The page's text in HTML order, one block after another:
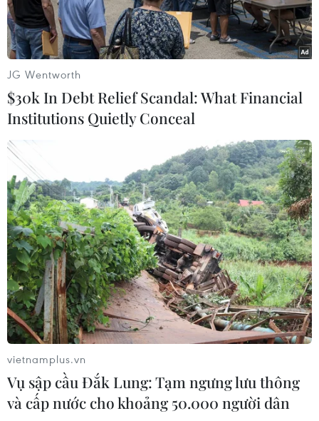
Đại biểu hai nước cắt băng khai trương Gian hàng Càphê Việt
Nam tại WCC. (Ảnh: Ngọc Thúy/TTXVN)
Chiều 25/9 (giờ địa phương), Gian hàng Càphê
Việt Nam đã được khai trương tại Triển lãm và
Hội nghị Càphê Thế giới (WCC) ở thành phố
Bengaluru, bang Karnataka, Tây Nam Ấn Độ.
Tham dự lễ khai trương có ông Nguyễn Nam
Hải - Chủ tịch Hiệp hội Càphê Ca cao Việt Nam
(VICOFA); ông Thái Như Hiệp - Phó Chủ tịch
VICOFA; ông Bùi Trung Thướng - Tham tán
Thương mại Đại sứ quán Việt Nam tại Ấn Độ;
ông Srinivasa Murthy - Lãnh sự danh dự Việt
JG Wentworth
$30k In Debt Relief Scandal: What Financial
Institutions Quietly Conceal
vietnamplus.vn
Vụ sập cầu Đắk Lung: Tạm ngưng lưu thông
và cấp nước cho khoảng 50.000 người dân